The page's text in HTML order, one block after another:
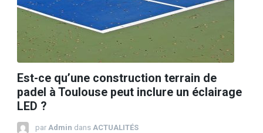
Est-ce qu’une construction terrain de
padel à Toulouse peut inclure un éclairage
LED ?
par Admin dans ACTUALITÉS